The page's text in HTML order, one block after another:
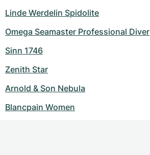
Linde Werdelin Spidolite
Omega Seamaster Professional Diver
Sinn 1746
Zenith Star
Arnold & Son Nebula
Blancpain Women